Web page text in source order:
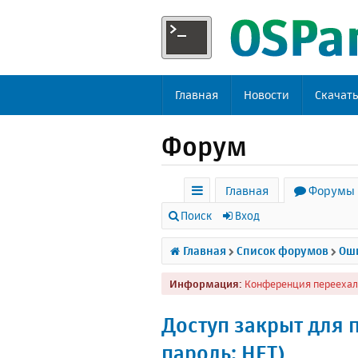
Главная Новости Скачать
Форум
с
ы
л
к
Главная Форумы
Поиск Вход
Главная Список форумов
Информация: Конференция
Доступ закрыт для
пароль: НЕТ)